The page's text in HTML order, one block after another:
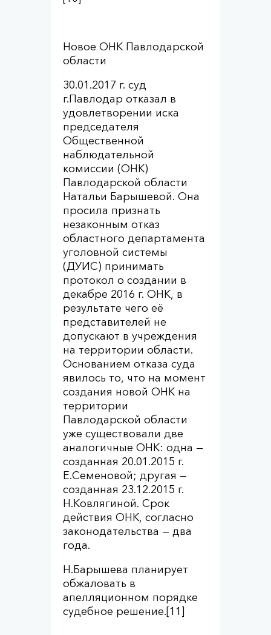
Новое ОНК Павлодарской
области
30.01.2017 г. суд
г.Павлодар отказал в
удовлетворении иска
председателя
Общественной
наблюдательной
комиссии (ОНК)
Павлодарской области
Натальи Барышевой. Она
просила признать
незаконным отказ
областного департамента
уголовной системы
(ДУИС) принимать
протокол о создании в
декабре 2016 г. ОНК, в
результате чего её
представителей не
допускают в учреждения
на территории области.
Основанием отказа суда
явилось то, что на момент
создания новой ОНК на
территории
Павлодарской области
уже существовали две
аналогичные ОНК: одна —
созданная 20.01.2015 г.
Е.Семеновой; другая —
созданная 23.12.2015 г.
Н.Ковлягиной. Срок
действия ОНК, согласно
законодательства — два
года.
Н.Барышева планирует
обжаловать в
апелляционном порядке
судебное решение.[11]